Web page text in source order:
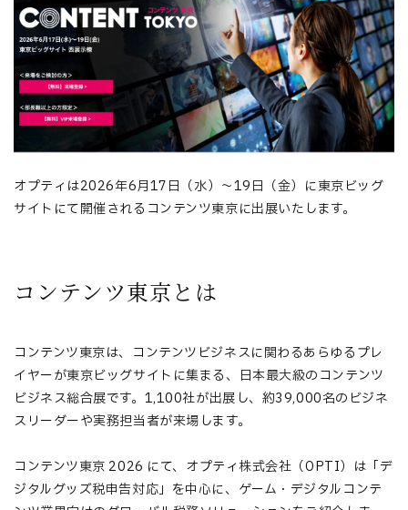
オプティは2026年6月17日（水）〜19日（金）に東京ビッグ
サイトにて開催されるコンテンツ東京に出展いたします。
コンテンツ東京とは
コンテンツ東京は、コンテンツビジネスに関わるあらゆるプレ
イヤーが東京ビッグサイトに集まる、日本最大級のコンテンツ
ビジネス総合展です。1,100社が出展し、約39,000名のビジネ
スリーダーや実務担当者が来場します。
コンテンツ東京 2026 にて、オプティ株式会社（OPTI）は「デ
ジタルグッズ税申告対応」を中心に、ゲーム・デジタルコンテ